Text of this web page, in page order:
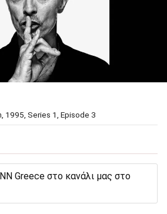
1995, Series 1, Episode 3
Greece στο κανάλι μας στο